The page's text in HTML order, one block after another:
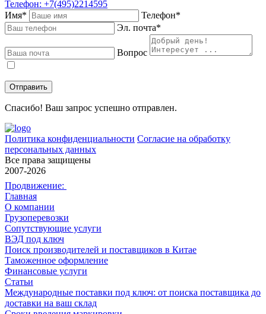
Телефон: +7(495)2214595
Имя*
Телефон*
Эл. почта*
Вопрос
Спасибо! Ваш запрос успешно отправлен.
Политика конфиденциальности Согласие на обработку
персональных данных
Все права защищены
2007-2026
Продвижение:
Главная
О компании
Грузоперевозки
Сопутствующие услуги
ВЭД под ключ
Поиск производителей и поставщиков в Китае
Таможенное оформление
Финансовые услуги
Статьи
Международные поставки под ключ: от поиска поставщика до
доставки на ваш склад